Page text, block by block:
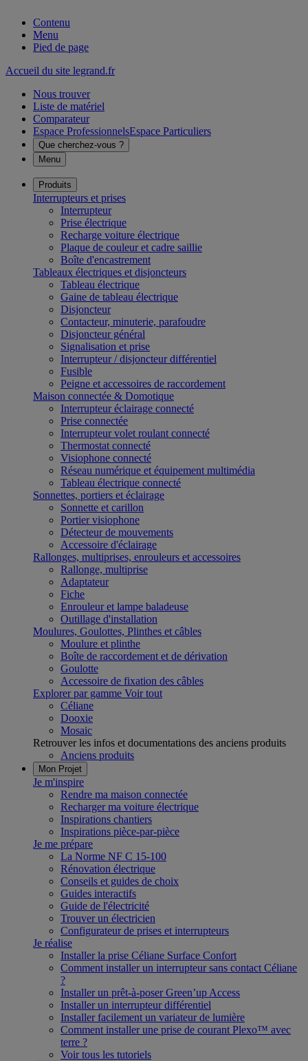
Contenu
Menu
Pied de page
Accueil du site legrand.fr
Nous trouver
Liste de matériel
Comparateur
Espace ProfessionnelsEspace Particuliers
Que cherchez-vous ?
Menu
Produits
Interrupteurs et prises
Interrupteur
Prise électrique
Recharge voiture électrique
Plaque de couleur et cadre saillie
Boîte d'encastrement
Tableaux électriques et disjoncteurs
Tableau électrique
Gaine de tableau électrique
Disjoncteur
Contacteur, minuterie, parafoudre
Disjoncteur général
Signalisation et prise
Interrupteur / disjoncteur différentiel
Fusible
Peigne et accessoires de raccordement
Maison connectée & Domotique
Interrupteur éclairage connecté
Prise connectée
Interrupteur volet roulant connecté
Thermostat connecté
Visiophone connecté
Réseau numérique et équipement multimédia
Tableau électrique connecté
Sonnettes, portiers et éclairage
Sonnette et carillon
Portier visiophone
Détecteur de mouvements
Accessoire d'éclairage
Rallonges, multiprises, enrouleurs et accessoires
Rallonge, multiprise
Adaptateur
Fiche
Enrouleur et lampe baladeuse
Outillage d'installation
Moulures, Goulottes, Plinthes et câbles
Moulure et plinthe
Boîte de raccordement et de dérivation
Goulotte
Accessoire de fixation des câbles
Explorer par gamme Voir tout
Céliane
Dooxie
Mosaic
Retrouver les infos et documentations des anciens produits
Anciens produits
Mon Projet
Je m'inspire
Rendre ma maison connectée
Recharger ma voiture électrique
Inspirations chantiers
Inspirations pièce-par-pièce
Je me prépare
La Norme NF C 15-100
Rénovation électrique
Conseils et guides de choix
Guides interactifs
Guide de l'électricité
Trouver un électricien
Configurateur de prises et interrupteurs
Je réalise
Installer la prise Céliane Surface Confort
Comment installer un interrupteur sans contact Céliane
?
Installer un prêt-à-poser Green’up Access
Installer un interrupteur différentiel
Installer facilement un variateur de lumière
Comment installer une prise de courant Plexo™ avec
terre ?
Voir tous les tutoriels